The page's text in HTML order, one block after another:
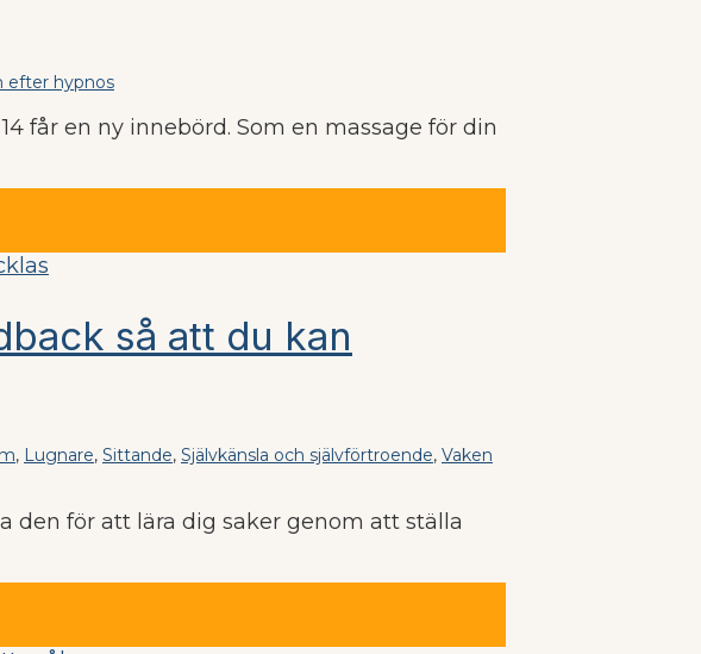
efter hypnos
får en ny innebörd. Som en massage för din
så att du kan
, Lugnare, Sittande, Självkänsla och självförtroende, Vaken
den för att lära dig saker genom att ställa